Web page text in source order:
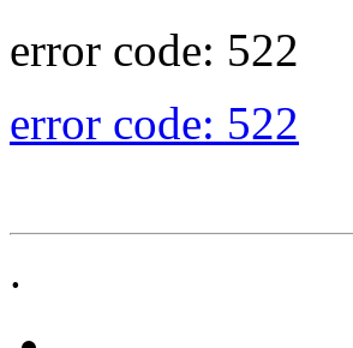
error code: 522
error code: 522
.